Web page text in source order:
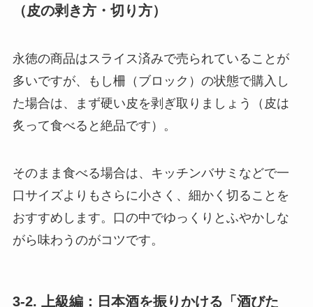
（皮の剥き方・切り方）
永徳の商品はスライス済みで売られていることが
多いですが、もし柵（ブロック）の状態で購入し
た場合は、まず硬い皮を剥ぎ取りましょう（皮は
炙って食べると絶品です）。
そのまま食べる場合は、キッチンバサミなどで一
口サイズよりもさらに小さく、細かく切ることを
おすすめします。口の中でゆっくりとふやかしな
がら味わうのがコツです。
3-2. 上級編：日本酒を振りかける「酒びた